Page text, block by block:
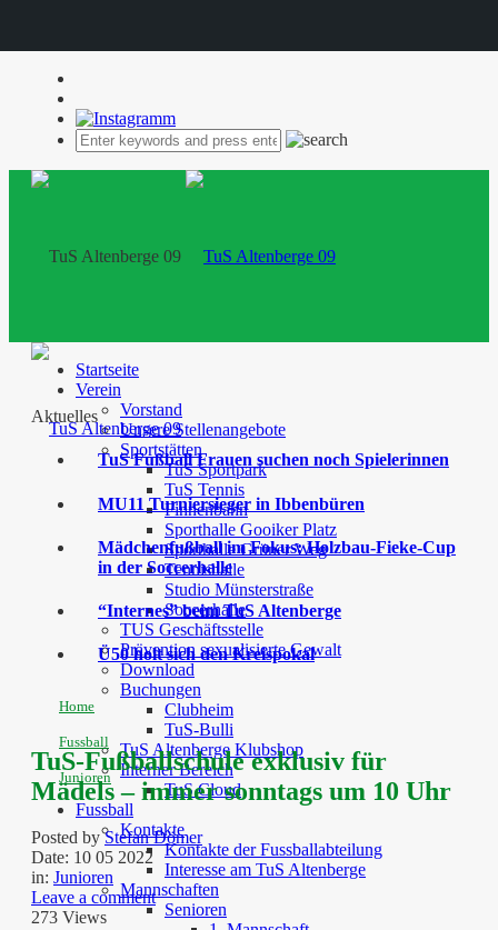
Startseite
Verein
Vorstand
Unsere Stellenangebote
Sportstätten
TuS Sportpark
TuS Tennis
Finnenbahn
Sporthalle Gooiker Platz
Sporthalle Grüner Weg
Tennishalle
Studio Münsterstraße
Soccerhalle
TUS Geschäftsstelle
Prävention sexualisierte Gewalt
Download
Buchungen
Clubheim
TuS-Bulli
TuS Altenberge Klubshop
Interner Bereich
TuS Cloud
Fussball
Kontakte
Kontakte der Fussballabteilung
Interesse am TuS Altenberge
Mannschaften
Senioren
Aktuelles
TuS Fußball Frauen suchen noch Spielerinnen
MU11 Turniersieger in Ibbenbüren
Mädchenfußball im Fokus: Holzbau-Fieke-Cup
in der Soccerhalle
“Internes” beim TuS Altenberge
Ü50 holt sich den Kreispokal
Home
Fussball
Junioren
TuS-Fußballschule exklusiv für
Mädels – immer sonntags um 10 Uhr
Posted byStefan Dömer
Date: 10 05 2022
in: Junioren
Leave a comment
273 Views